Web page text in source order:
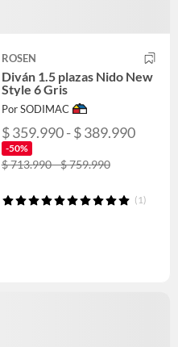
ROSEN
Diván 1.5 plazas Nido New
Style 6 Gris
Por SODIMAC
$ 359.990 - $ 389.990
-50%
$ 713.990 - $ 759.990
(1)